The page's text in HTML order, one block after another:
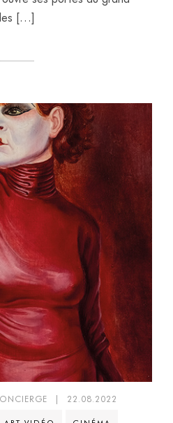
[…]
22.08.2022